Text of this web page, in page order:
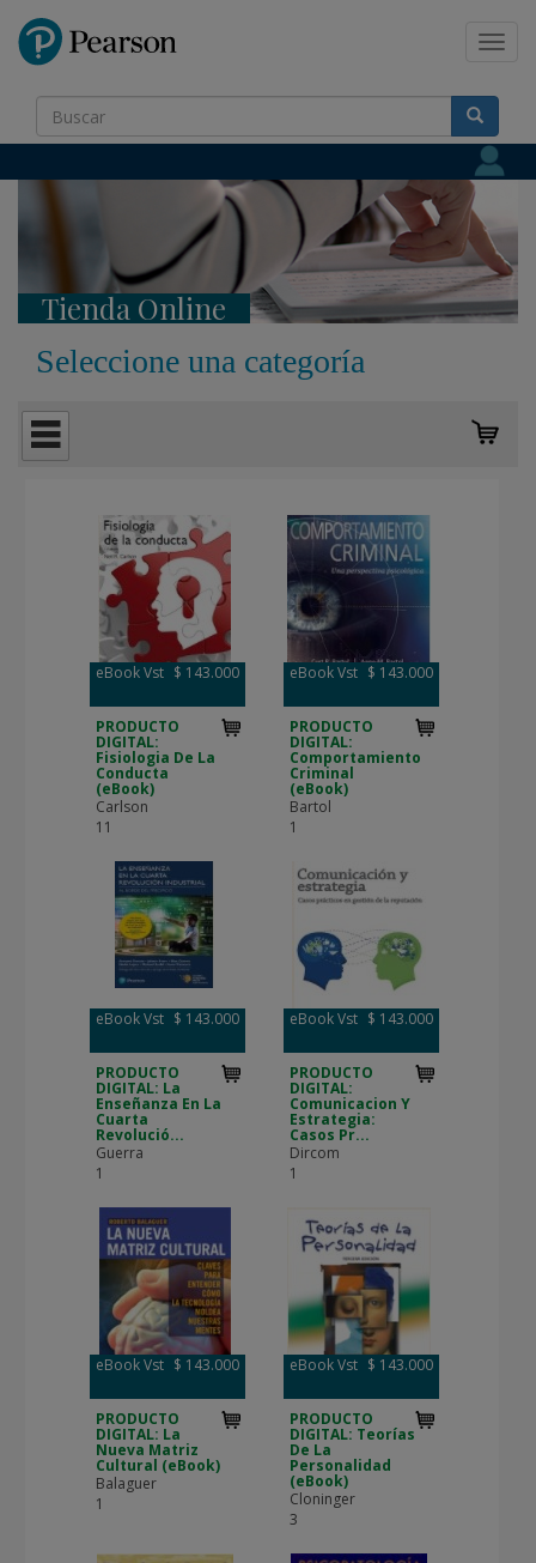
Tienda Online
Seleccione una categoría
eBook Vst $ 143.000
PRODUCTO
DIGITAL:
Fisiologia De La
Conducta
(eBook)
Carlson
11
eBook Vst $ 143.000
PRODUCTO
DIGITAL:
Comportamiento
Criminal
(eBook)
Bartol
1
eBook Vst $ 143.000
PRODUCTO
DIGITAL: La
Enseñanza En La
Cuarta
Revolució...
Guerra
1
eBook Vst $ 143.000
PRODUCTO
DIGITAL:
Comunicacion Y
Estrategia:
Casos Pr...
Dircom
1
eBook Vst $ 143.000
PRODUCTO
DIGITAL: La
Nueva Matriz
Cultural (eBook)
Balaguer
1
eBook Vst $ 143.000
PRODUCTO
DIGITAL: Teorías
De La
Personalidad
(eBook)
Cloninger
3